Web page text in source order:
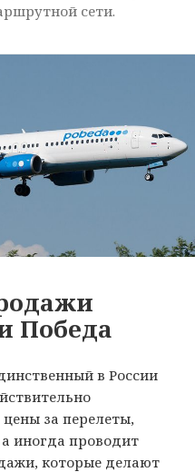
сети.
Победа
в России
за перелеты,
иногда проводит
которые делают